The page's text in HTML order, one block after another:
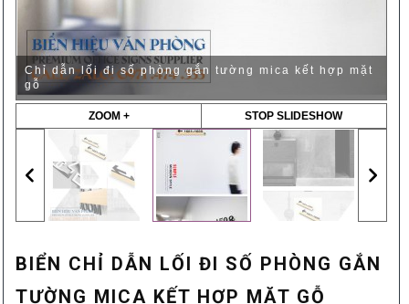
Chỉ dẫn lối đi số phòng gắn tường mica kết hợp mặt
ZOOM + STOP SLIDESHOW
BIỂN CHỈ DẪN LỐI ĐI SỐ PHÒNG GẮN
TƯỜNG MICA KẾT HỢP MẶT GỖ